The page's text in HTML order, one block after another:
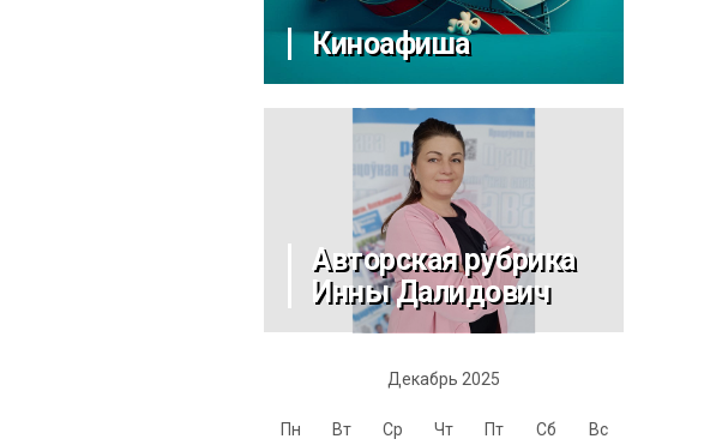
Киноафиша
Авторская рубрика
Инны Далидович
Декабрь 2025
Пн Вт Ср Чт Пт Сб Вс